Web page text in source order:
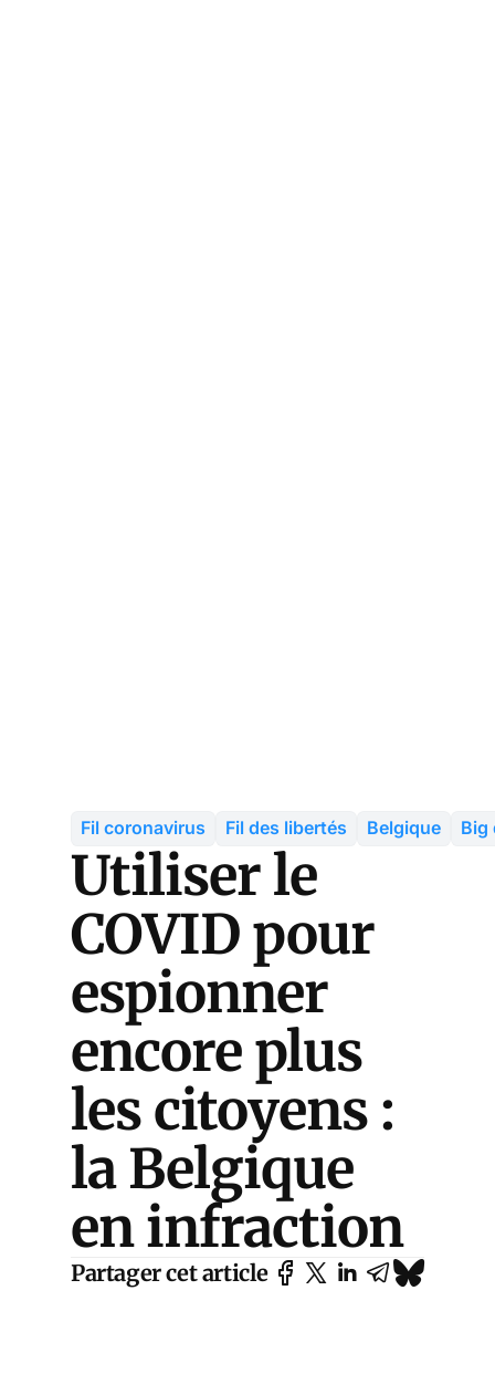
Fil coronavirus Fil des libertés Belgique Big
Utiliser le
COVID pour
espionner
encore plus
les citoyens :
la Belgique
en infraction
Partager cet article